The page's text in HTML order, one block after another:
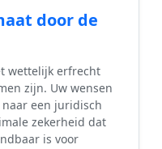
door de
wettelijk erfrecht
zijn. Uw wensen
een juridisch
zekerheid dat
is voor